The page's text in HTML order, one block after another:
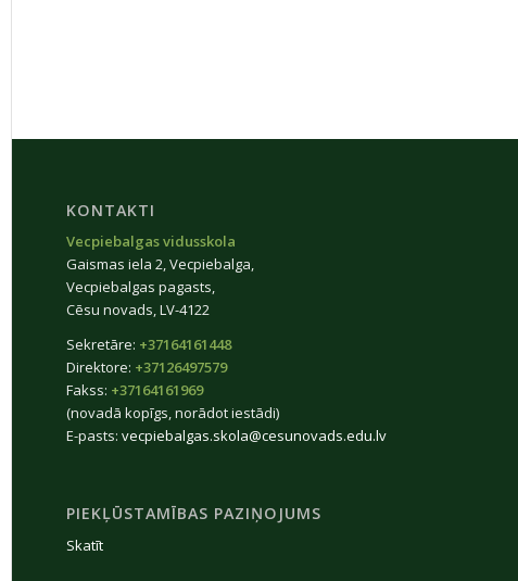
KONTAKTI
Vecpiebalgas vidusskola
Gaismas iela 2, Vecpiebalga,
Vecpiebalgas pagasts,
Cēsu novads, LV-4122
Sekretāre: +37164161448
Direktore: +37126497579
Fakss: +37164161969
(novadā kopīgs, norādot iestādi)
E-pasts: vecpiebalgas.skola@cesunovads.edu.lv
PIEKĻŪSTAMĪBAS PAZIŅOJUMS
Skatīt